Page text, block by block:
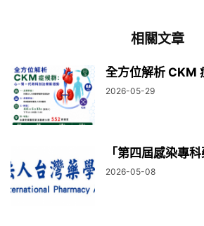
相關文章
全方位解析 CKM
2026-05-29
「第四屆感染專
2026-05-08